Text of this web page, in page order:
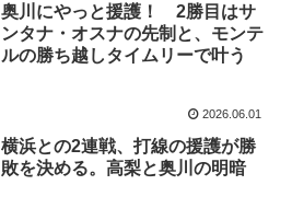
奥川にやっと援護！ 2勝目はサ
ンタナ・オスナの先制と、モンテ
ルの勝ち越しタイムリーで叶う
2026.06.01
横浜との2連戦、打線の援護が勝
敗を決める。高梨と奥川の明暗